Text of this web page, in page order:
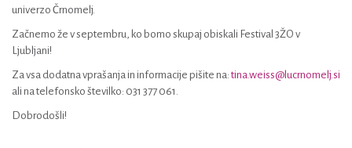
univerzo Črnomelj.
Začnemo že v septembru, ko bomo skupaj obiskali Festival 3ŽO v
Ljubljani!
Za vsa dodatna vprašanja in informacije pišite na: tina.weiss@lucrnomelj.si
ali na telefonsko številko: 031 377 061.
Dobrodošli!